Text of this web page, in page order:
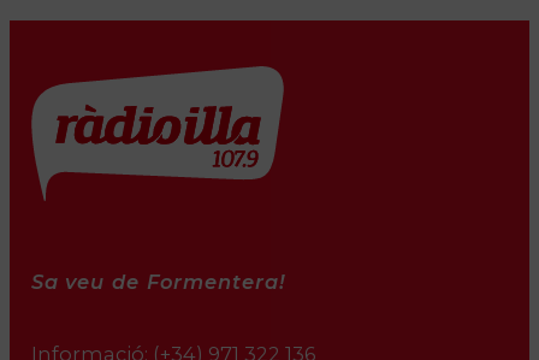
Sa veu de Formentera!
Informació: (+34) 971 322 136